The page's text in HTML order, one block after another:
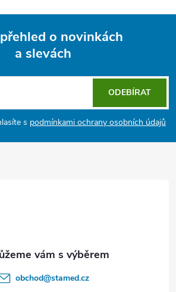
o novinkách
a slevách
s podmínkami ochrany osobních údajů
ODEBÍRAT
obchod@stamed.cz